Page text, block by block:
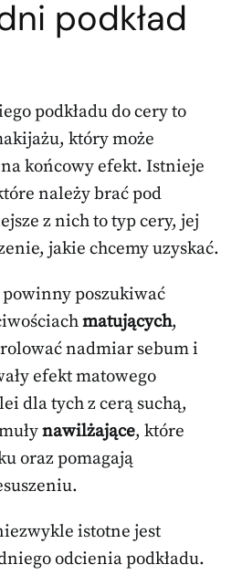
podkład
podkładu do cery to
który może
końcowy efekt. Istnieje
należy brać pod
z nich to typ cery, jej
jakie chcemy uzyskać.
powinny poszukiwać
matujących,
nadmiar sebum i
efekt matowego
dla tych z cerą suchą,
nawilżające, które
oraz pomagają
istotne jest
odcienia podkładu.